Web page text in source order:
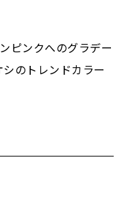
ピンクへのグラデー
のトレンドカラー